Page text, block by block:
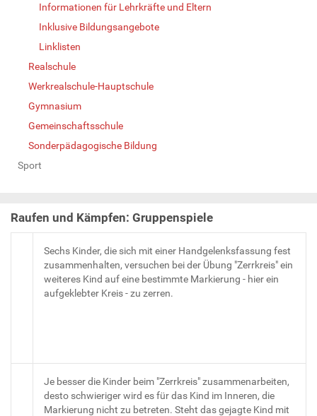
Informationen für Lehrkräfte und Eltern
Inklusive Bildungsangebote
Linklisten
Realschule
Werkrealschule-Hauptschule
Gymnasium
Gemeinschaftsschule
Sonderpädagogische Bildung
Sport
Raufen und Kämpfen: Gruppenspiele
Sechs Kinder, die sich mit einer Handgelenksfassung fest
zusammenhalten, versuchen bei der Übung "Zerrkreis" ein
weiteres Kind auf eine bestimmte Markierung - hier ein
aufgeklebter Kreis - zu zerren.
Je besser die Kinder beim "Zerrkreis" zusammenarbeiten,
desto schwieriger wird es für das Kind im Inneren, die
Markierung nicht zu betreten. Steht das gejagte Kind mit